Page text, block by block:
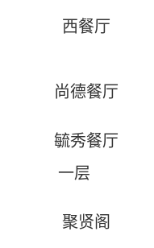
西餐厅
尚德餐厅
毓秀餐厅
一层
聚贤阁